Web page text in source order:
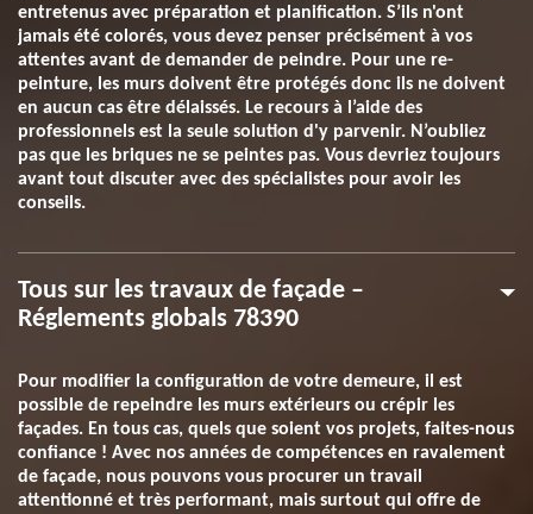
entretenus avec préparation et planification. S’ils n'ont
jamais été colorés, vous devez penser précisément à vos
attentes avant de demander de peindre. Pour une re-
peinture, les murs doivent être protégés donc ils ne doivent
en aucun cas être délaissés. Le recours à l’aide des
professionnels est la seule solution d'y parvenir. N’oubliez
pas que les briques ne se peintes pas. Vous devriez toujours
avant tout discuter avec des spécialistes pour avoir les
conseils.
Tous sur les travaux de façade –
Réglements globals 78390
Pour modifier la configuration de votre demeure, il est
possible de repeindre les murs extérieurs ou crépir les
façades. En tous cas, quels que soient vos projets, faites-nous
confiance ! Avec nos années de compétences en ravalement
de façade, nous pouvons vous procurer un travail
attentionné et très performant, mais surtout qui offre de